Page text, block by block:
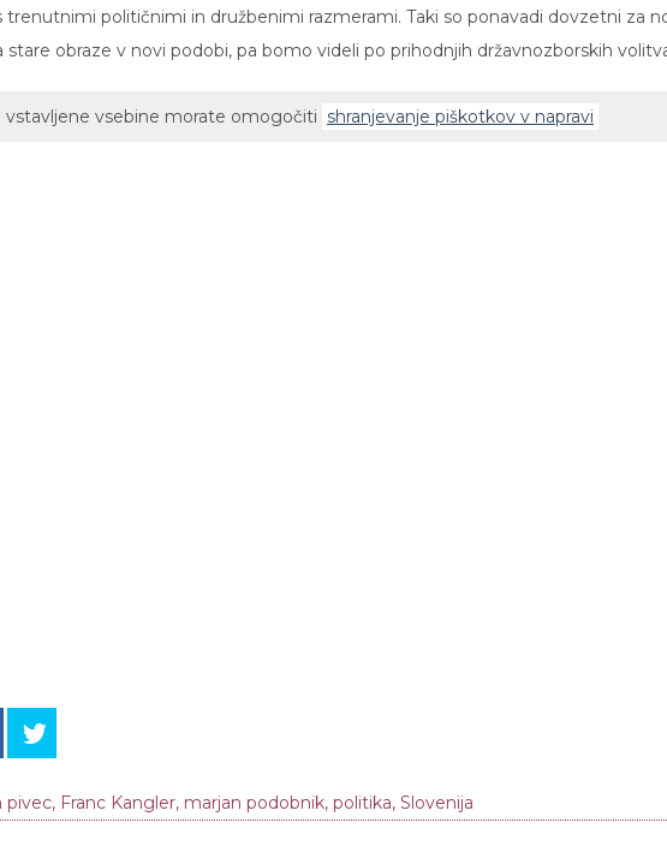
trenutnimi političnimi in družbenimi razmerami. Taki so ponavadi dovzetni za
stare obraze v novi podobi, pa bomo videli po prihodnjih državnozborskih
vstavljene vsebine morate omogočiti shranjevanje piškotkov v napravi
pivec, Franc Kangler, marjan podobnik, politika, Slovenija